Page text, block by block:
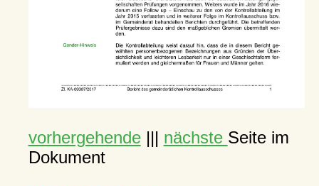
vorhergehende||| nächste Seite im
Dokument